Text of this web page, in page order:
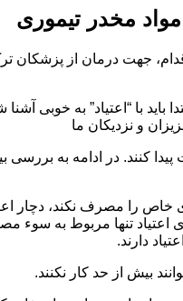
مخدر تیموری
جهت درمان از پزشکان
با “اعتیاد” به خوبی آشنا
و نزدیکان ما
کنند. در ادامه به
ی خاص را مصرف نکند، دچار
اعتیاد تنها مربوط به سوء
دارند.
بیش از حد کار نکنند.